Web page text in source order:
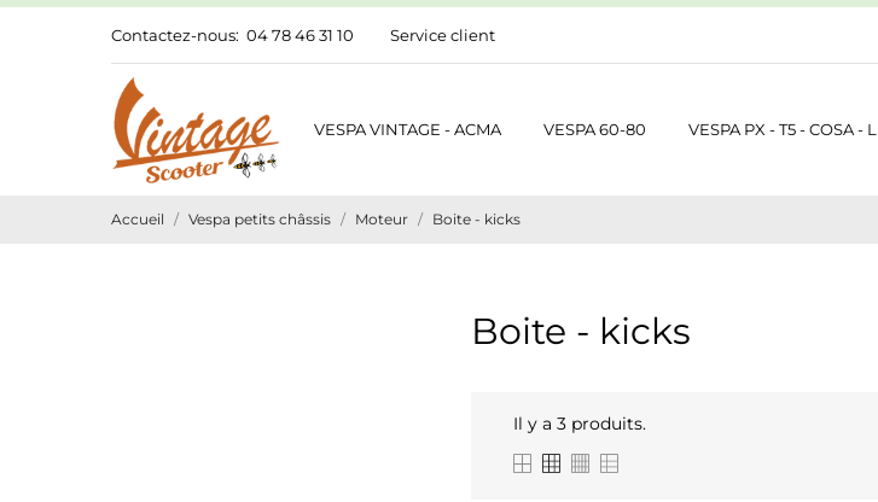
Contactez-nous: 04 78 46 31 10 Service client
VESPA VINTAGE - ACMA VESPA 60-80 VESPA PX - T5 - COSA -
Accueil Vespa petits châssis Moteur Boite - kicks
Boite - kicks
Il y a 3 produits.